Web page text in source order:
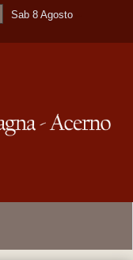
Sab 8 Agosto